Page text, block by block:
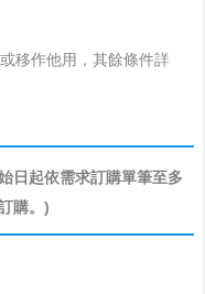
移作他用，其餘條件詳
日起依需求訂購單筆至多
購。)